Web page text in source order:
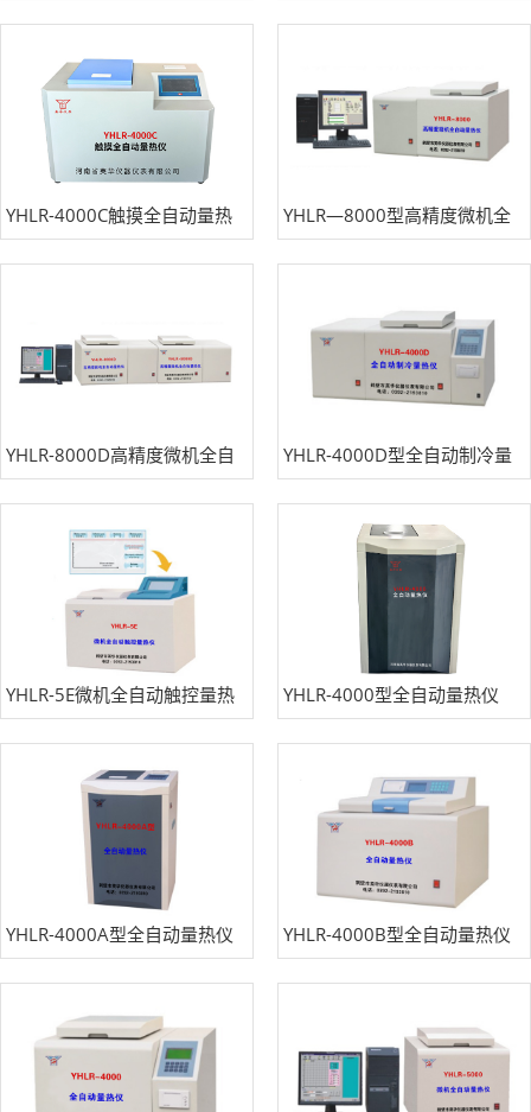
仪（可双控）
仪
YHLR-4000C触摸全自动量热
仪
YHLR—8000型高精度微机全
自动量热仪
YHLR-8000D高精度微机全自
动量热仪
YHLR-4000D型全自动制冷量
热仪
YHLR-5E微机全自动触控量热
仪
YHLR-4000型全自动量热仪
YHLR-4000A型全自动量热仪 YHLR-4000B型全自动量热仪